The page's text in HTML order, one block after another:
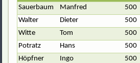
Sauerbaum
Manfred 500
Walter
Dieter 500
Witte
Tom 500
Potratz
Hans 500
Höpfner
Ingo 500